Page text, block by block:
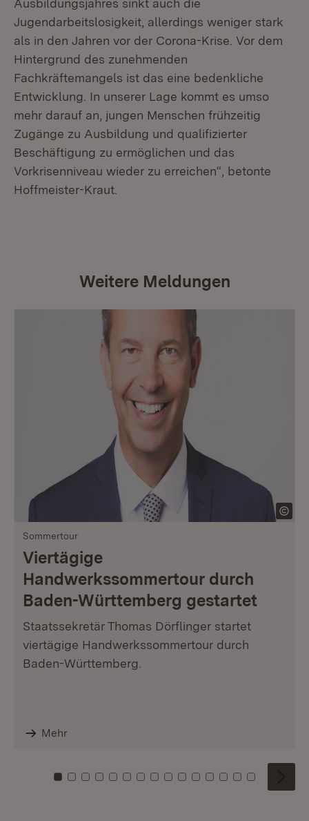
Ausbildungsjahres sinkt auch die
Jugendarbeitslosigkeit, allerdings weniger stark
als in den Jahren vor der Corona-Krise. Vor dem
Hintergrund des zunehmenden
Fachkräftemangels ist das eine bedenkliche
Entwicklung. In unserer Lage kommt es umso
mehr darauf an, jungen Menschen frühzeitig
Zugänge zu Ausbildung und qualifizierter
Beschäftigung zu ermöglichen und das
Vorkrisenniveau wieder zu erreichen“, betonte
Hoffmeister-Kraut.
Weitere Meldungen
Sommertour
Viertägige
Handwerkssommertour durch
Baden-Württemberg gestartet
Staatssekretär Thomas Dörflinger startet
viertägige Handwerkssommertour durch
Baden-Württemberg.
Mehr
Zu Kachel: 0
Zu Kachel: 1
Zu Kachel: 2
Zu Kachel: 3
Zu Kachel: 4
Zu Kachel: 5
Zu Kachel: 6
Zu Kachel: 7
Zu Kachel: 8
Zu Kachel: 9
Zu Kachel: 10
Zu Kachel: 11
Zu Kachel: 12
Zu Kachel:
Zu